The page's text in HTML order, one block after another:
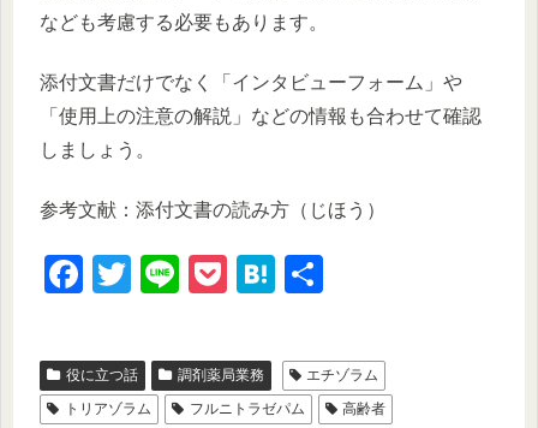
なども考慮する必要もあります。
添付文書だけでなく「インタビューフォーム」や
「使用上の注意の解説」などの情報も合わせて確認
しましょう。
参考文献：添付文書の読み方（じほう）
F
c
e
T
tt
er
Li
e
P
ck
et
H
e
n
役に立つ話 調剤薬局業務
エチゾラム
トリアゾラム
フルニトラゼパム 高齢者